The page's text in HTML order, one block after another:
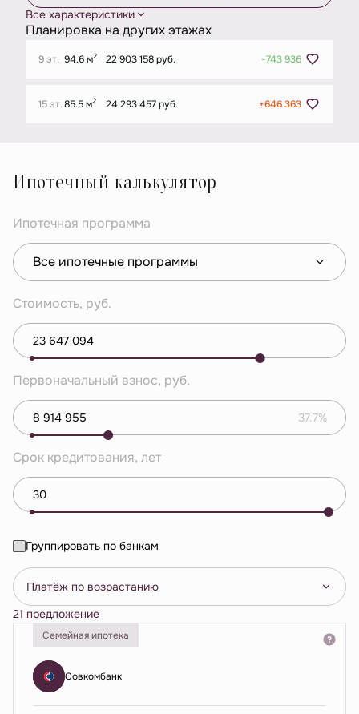
Все характеристики
Планировка на других этажах
9 эт. 94.6 м2 22 903 158 руб. -743 936
15 эт.85.5 м2 24 293 457 руб. +646 363
Ипотечный калькулятор
Ипотечная программа
Все ипотечные программы
Стоимость, руб.
Первоначальный взнос, руб.
37.7%
Срок кредитования, лет
Группировать по банкам
Платёж по возрастанию
21 предложение
Семейная ипотека
Совкомбанк